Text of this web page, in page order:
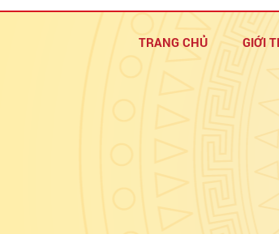
TRANG CHỦ GIỚI